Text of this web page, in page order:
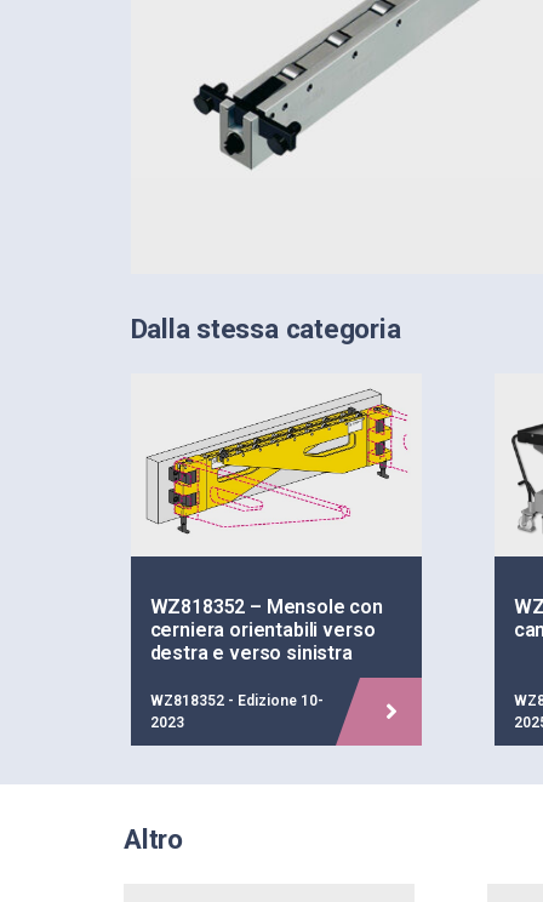
Dalla stessa categoria
WZ818352 – Mensole con
cerniera orientabili verso
destra e verso sinistra
WZ818352 - Edizione 10-
2023
Altro